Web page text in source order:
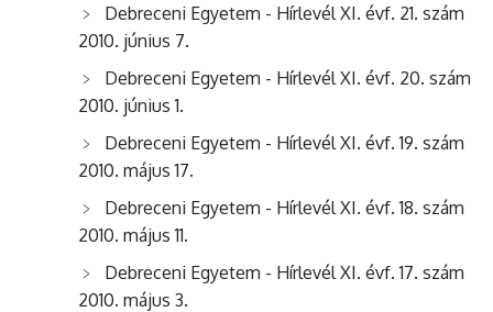
Debreceni Egyetem - Hírlevél XI. évf. 21. szám
2010. június 7.
Debreceni Egyetem - Hírlevél XI. évf. 20. szám
2010. június 1.
Debreceni Egyetem - Hírlevél XI. évf. 19. szám
2010. május 17.
Debreceni Egyetem - Hírlevél XI. évf. 18. szám
2010. május 11.
Debreceni Egyetem - Hírlevél XI. évf. 17. szám
2010. május 3.